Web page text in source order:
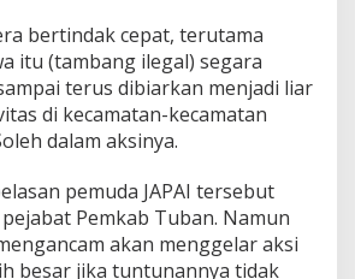
bertindak cepat, terutama
itu (tambang ilegal) segara
terus dibiarkan menjadi liar
di kecamatan-kecamatan
dalam aksinya.
pemuda JAPAI tersebut
Pemkab Tuban. Namun
akan menggelar aksi
besar jika tuntunannya tidak